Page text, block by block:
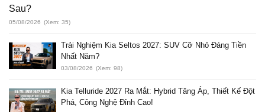
Sau?
05/08/2026 (Xem: 35)
Trải Nghiệm Kia Seltos 2027: SUV Cỡ Nhỏ Đáng Tiền
Nhất Năm?
03/08/2026 (Xem: 98)
Kia Telluride 2027 Ra Mắt: Hybrid Tăng Áp, Thiết Kế Đột
Phá, Công Nghệ Đỉnh Cao!